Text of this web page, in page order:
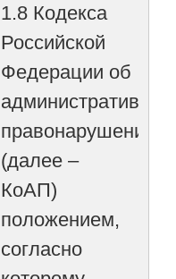
1.8 Кодекса
Российской
Федерации об
административных
правонарушениях
(далее –
КоАП)
положением,
согласно